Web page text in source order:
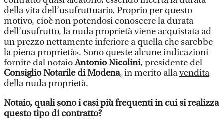
della vita dell’usufruttuario. Proprio per questo
motivo, cioè non potendosi conoscere la durata
dell’usufrutto, la nuda proprietà viene acquistata ad
un prezzo nettamente inferiore a quella che sarebbe
la piena proprietà». Sono queste alcune indicazioni
fornite dal notaioAntonio Nicolini, presidente del
Consiglio Notarile di Modena, in merito allavendita
della nuda proprietà.
Notaio, quali sono i casi più frequenti in cui si realizza
questo tipo di contratto?